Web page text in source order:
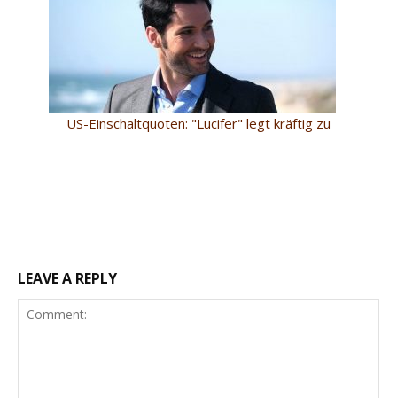
US-Einschaltquoten: "Lucifer" legt kräftig zu
LEAVE A REPLY